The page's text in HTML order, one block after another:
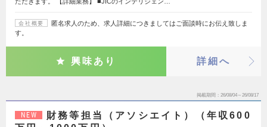
会社概要
匿名求人のため、求人詳細につきましてはご面談時にお伝え致しま
す。
興味あり 詳細へ
掲載期間 26/08/04～26/08/17
NEW
財務等担当（アソシエイト）（年収600